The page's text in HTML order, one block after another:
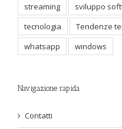
streaming
sviluppo
tecnologia
Tendenze
whatsapp
windows
Navigazione rapida
Contatti